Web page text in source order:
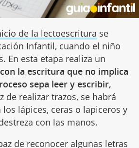
de la lectoescritura se
Infantil, cuando el niño
En esta etapa realiza un
la escritura que no implica
sepa leer y escribir,
de realizar trazos, se habrá
lápices, ceras o lapiceros y
con las manos.
de reconocer algunas letras